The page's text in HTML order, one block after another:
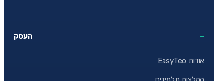
העסק
אודות EasyTeo